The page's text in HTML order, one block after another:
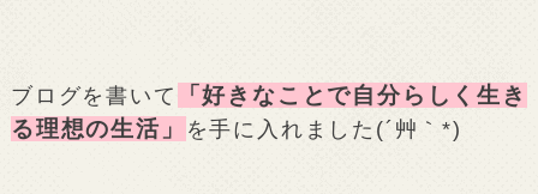
ブログを書いて
「好きなことで自分らしく生き
る理想の生活」
を手に入れました(´艸｀*)